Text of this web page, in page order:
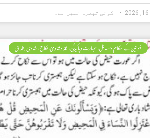
کوئی تبصرہ نہیں ہے۔
خواتین کے احکام ومسائل، طہارت وپاکیزگی، فقہ وفتاویٰ، نکاح ، شادی وطلاق